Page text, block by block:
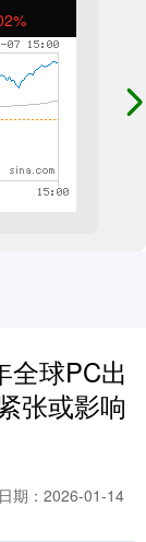
全球PC出
张或影响
日期：2026-01-14